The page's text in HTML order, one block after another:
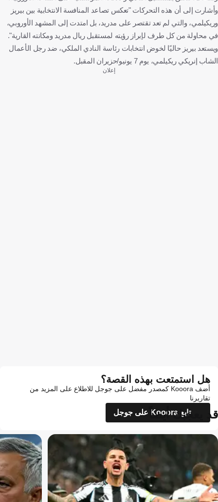
وأشارت إلى أن هذه التحركات "تعكس تصاعد المنافسة الانتخابية بين بيريز
وريكيلمي، والتي لم تعد تقتصر على مدريد، بل امتدت إلى المشهد الأوروبي،
في محاولة من كل طرف لإبراز رؤيته لمستقبل ريال مدريد ومكانته القارية".
ويستعد بيريز حاليًا لخوض انتخابات رئاسة النادي الملكي، ضد رجل الأعمال
الشاب إنريكي ريكيلمي، يوم 7 يونيو/حزيران المقبل.
إعلان
هل استمتعت بهذه القصة؟
أضف Kooora كمصدر مفضل على جوجل للاطلاع على المزيد من
تقاريرنا
تابع Kooora على جوجل
قد يعجبك أيضاً